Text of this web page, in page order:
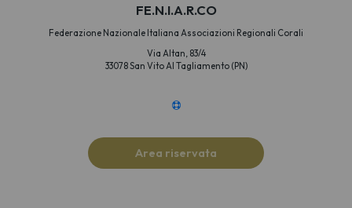
FE.N.I.A.R.CO
Federazione Nazionale Italiana Associazioni Regionali Corali
Via Altan, 83/4
33078 San Vito Al Tagliamento (PN)
Area riservata